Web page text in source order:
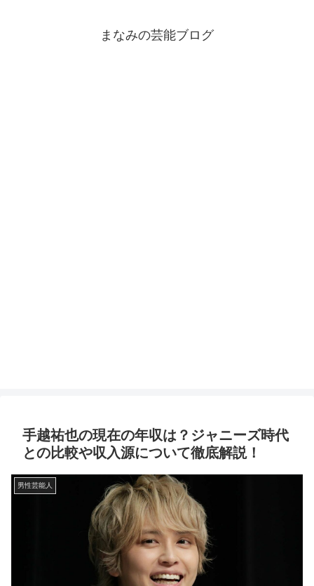
まなみの芸能ブログ
手越祐也の現在の年収は？ジャニーズ時代
との比較や収入源について徹底解説！
男性芸能人